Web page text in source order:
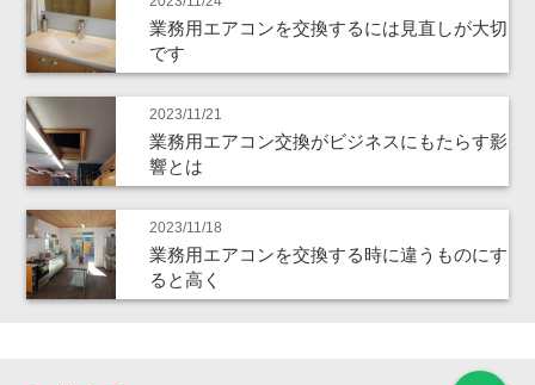
業務用エアコンを交換するには見直しが大切
です
2023/11/21
業務用エアコン交換がビジネスにもたらす影
響とは
2023/11/18
業務用エアコンを交換する時に違うものにす
ると高く